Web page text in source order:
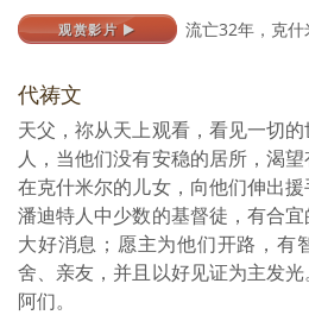
观赏影片 流亡32年，克
代祷文
天父，祢从天上观看，看见一切
人，当他们没有安稳的居所，渴
在克什米尔的儿女，向他们伸出
潘迪特人中少数的基督徒，有合
大好消息；愿主为他们开路，有
舍、亲友，并且以好见证为主发光
阿们。